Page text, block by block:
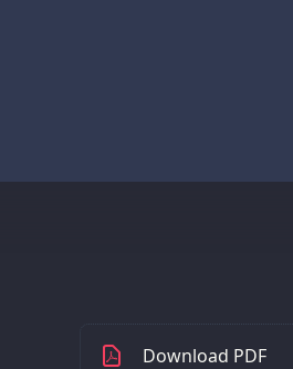
Download PDF